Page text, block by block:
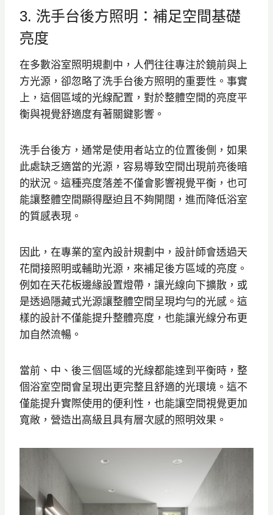
3. 洗手台後方照明：補足空間基礎
亮度
在多數浴室照明規劃中，人們往往專注於鏡前與上
方光源，卻忽略了洗手台後方照明的重要性。事實
上，這個區域的光線配置，對於整體空間的亮度平
衡與視覺舒適度有著關鍵影響。
洗手台後方，通常是使用者站立的位置後側，如果
此處缺乏適當的光源，容易導致空間出現前亮後暗
的狀況。這種亮度落差不僅會影響視覺平衡，也可
能讓整體空間顯得壓迫且不夠開闊，進而降低浴室
的質感表現。
因此，在專業的室內設計規劃中，設計師會透過天
花間接照明或輔助光源，來補足後方區域的亮度。
例如在天花板邊緣設置燈帶，讓光線向下擴散，或
是透過隱藏式光源讓整體空間呈現均勻的光感。這
樣的設計不僅能提升整體亮度，也能讓光線分布更
加自然流暢。
當前、中、後三個區域的光線都能達到平衡時，整
個浴室空間會呈現出更完整且舒適的光環境。這不
僅能提升實際使用的便利性，也能讓空間視覺更加
寬敞，營造出高級且具有層次感的照明效果。